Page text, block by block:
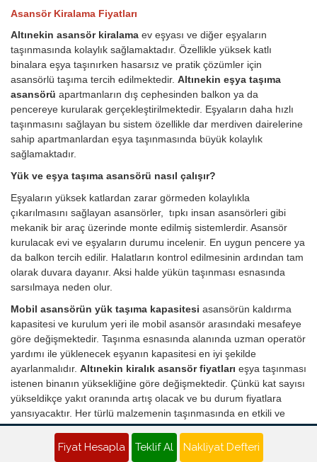
Asansör Kiralama Fiyatları
Altınekin asansör kiralama ev eşyası ve diğer eşyaların
taşınmasında kolaylık sağlamaktadır. Özellikle yüksek katlı
binalara eşya taşınırken hasarsız ve pratik çözümler için
asansörlü taşıma tercih edilmektedir. Altınekin eşya taşıma
asansörü apartmanların dış cephesinden balkon ya da
pencereye kurularak gerçekleştirilmektedir. Eşyaların daha hızlı
taşınmasını sağlayan bu sistem özellikle dar merdiven dairelerine
sahip apartmanlardan eşya taşınmasında büyük kolaylık
sağlamaktadır.
Yük ve eşya taşıma asansörü nasıl çalışır?
Eşyaların yüksek katlardan zarar görmeden kolaylıkla
çıkarılmasını sağlayan asansörler, tıpkı insan asansörleri gibi
mekanik bir araç üzerinde monte edilmiş sistemlerdir. Asansör
kurulacak evi ve eşyaların durumu incelenir. En uygun pencere ya
da balkon tercih edilir. Halatların kontrol edilmesinin ardından tam
olarak duvara dayanır. Aksi halde yükün taşınması esnasında
sarsılmaya neden olur.
Mobil asansörün yük taşıma kapasitesi asansörün kaldırma
kapasitesi ve kurulum yeri ile mobil asansör arasındaki mesafeye
göre değişmektedir. Taşınma esnasında alanında uzman operatör
yardımı ile yüklenecek eşyanın kapasitesi en iyi şekilde
ayarlanmalıdır. Altınekin kiralık asansör fiyatları eşya taşınması
istenen binanın yüksekliğine göre değişmektedir. Çünkü kat sayısı
yükseldikçe yakıt oranında artış olacak ve bu durum fiyatlara
yansıyacaktır. Her türlü malzemenin taşınmasında en etkili ve
pratik çözümü sunan asansör kiralama ile artık nakliye süreci
stressiz ve sorunsuz şekilde giderilmektedir.
Fiyat Hesapla Teklif Al Nakliyat Defteri